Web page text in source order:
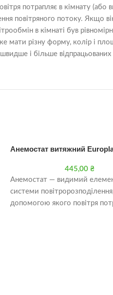
потрапляє в кімнату (або
повітряного потоку. Якщо
в кімнаті був
мати різну форму, колір і
і більше
Анемостат витяжний
445,00₴
Анемостат — видимий
системи
допомогою якого повітря